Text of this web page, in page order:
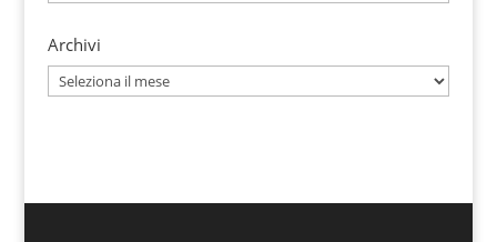
Archivi
Archivi